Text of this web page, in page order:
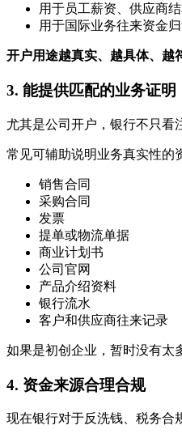
用于员工薪资、供应商
用于国际业务往来资金
开户用途越真实、越具体、越
3. 能提供匹配的业务证明
尤其是公司开户，银行不只看
常见可辅助说明业务真实性的
销售合同
采购合同
发票
提单或物流单据
商业计划书
公司官网
产品介绍资料
银行流水
客户和供应商往来记录
如果是初创企业，暂时没有太
4. 资金来源合理合规
现在银行对于反洗钱、税务合